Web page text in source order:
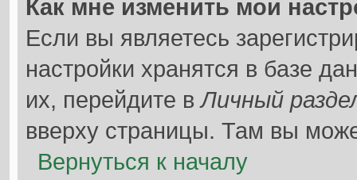
Как мне изменить мои
Если вы являетесь
настройки хранятся в базе
их, перейдите вЛичный
вверху страницы. Там вы
Вернуться к началу